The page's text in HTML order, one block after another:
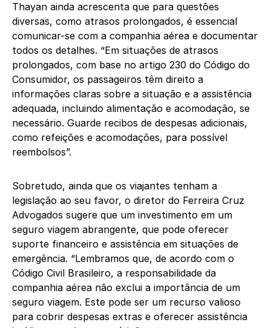
Thayan ainda acrescenta que para questões
diversas, como atrasos prolongados, é essencial
comunicar-se com a companhia aérea e documentar
todos os detalhes. “Em situações de atrasos
prolongados, com base no artigo 230 do Código do
Consumidor, os passageiros têm direito a
informações claras sobre a situação e a assistência
adequada, incluindo alimentação e acomodação, se
necessário. Guarde recibos de despesas adicionais,
como refeições e acomodações, para possível
reembolsos”.
Sobretudo, ainda que os viajantes tenham a
legislação ao seu favor, o diretor do Ferreira Cruz
Advogados sugere que um investimento em um
seguro viagem abrangente, que pode oferecer
suporte financeiro e assistência em situações de
emergência. “Lembramos que, de acordo com o
Código Civil Brasileiro, a responsabilidade da
companhia aérea não exclui a importância de um
seguro viagem. Este pode ser um recurso valioso
para cobrir despesas extras e oferecer assistência